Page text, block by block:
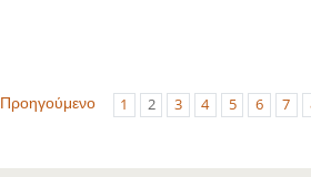
Προηγούμενο 1 2 3 4 5 6 7